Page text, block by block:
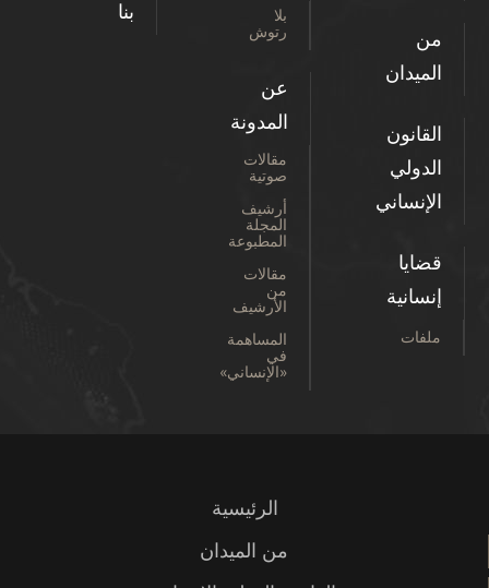
من
الميدان
القانون
الدولي
الإنساني
قضايا
إنسانية
ملفات
بلا
رتوش
عن
المدونة
مقالات
صوتية
أرشيف
المجلة
المطبوعة
مقالات
من
الأرشيف
المساهمة
في
«الإنساني»
بنا
الرئيسية
من الميدان